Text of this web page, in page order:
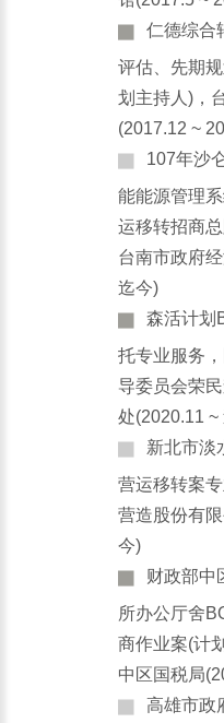
仁德综合
评估、先期
划主持人)，
(2017.12 ~
107年沙
能能源管理
运移转招商
台南市政府
迄今)
森活计划
托专业服务
导委员会荣
处(2020.11 ~
新北市淡
营运移转案
营造股份有
今)
财政部中
所办公厅舍
商作业案(计
中区国税局
高雄市政